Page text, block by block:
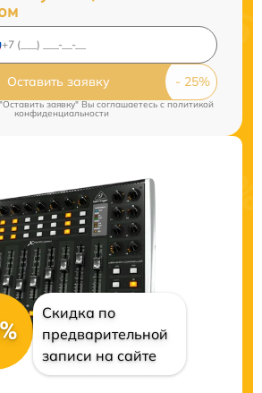
Оставить заявку
заявку" Вы соглашаетесь cполитикой
конфиденциальности
Скидка по
предварительной
записи на сайте